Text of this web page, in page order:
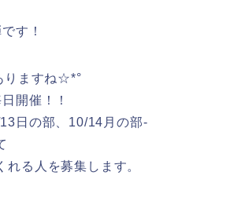
す！
りますね☆*°
開催！！
日の部、10/14月の部-
れる人を募集します。